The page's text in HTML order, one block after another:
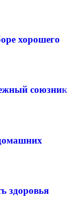
хорошего
союзник
здоровья